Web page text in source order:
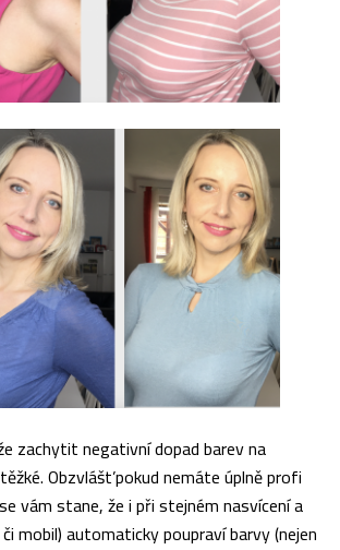
zachytit negativní dopad barev na
Obzvlášt’pokud nemáte úplně profi
vám stane, že i při stejném nasvícení a
mobil) automaticky poupraví barvy (nejen